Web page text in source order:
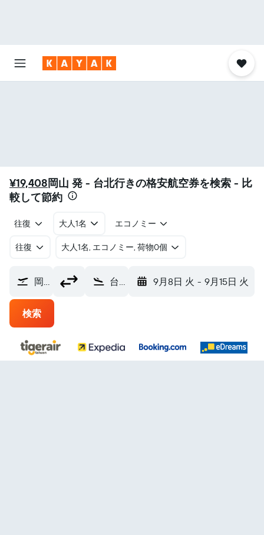
¥19,408岡山 発 - 台北​行きの格安航空券を検索 - 比
較して節約
往復 大人1名 エコノミー
往復 ​大人1名, エコノミー, 荷物0個
岡山空港 (OKJ) 台北市, 台湾 (TPE) 9月8日 火 - 9月15日 火
検索